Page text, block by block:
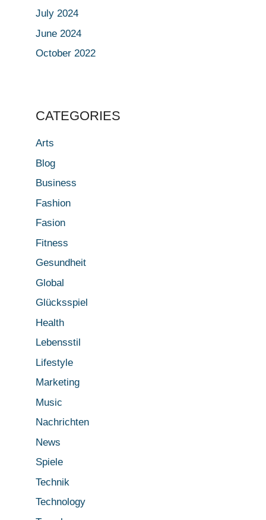
July 2024
June 2024
October 2022
CATEGORIES
Arts
Blog
Business
Fashion
Fasion
Fitness
Gesundheit
Global
Glücksspiel
Health
Lebensstil
Lifestyle
Marketing
Music
Nachrichten
News
Spiele
Technik
Technology